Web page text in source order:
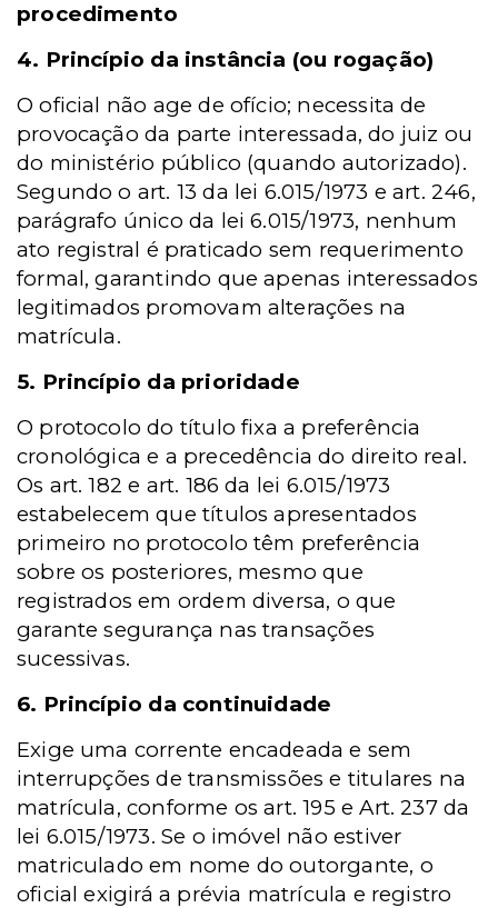
procedimento
4. Princípio da instância (ou rogação)
O oficial não age de ofício; necessita de
provocação da parte interessada, do juiz ou
do ministério público (quando autorizado).
Segundo o art. 13 da lei 6.015/1973 e art. 246,
parágrafo único da lei 6.015/1973, nenhum
ato registral é praticado sem requerimento
formal, garantindo que apenas interessados
legitimados promovam alterações na
matrícula.
5. Princípio da prioridade
O protocolo do título fixa a preferência
cronológica e a precedência do direito real.
Os art. 182 e art. 186 da lei 6.015/1973
estabelecem que títulos apresentados
primeiro no protocolo têm preferência
sobre os posteriores, mesmo que
registrados em ordem diversa, o que
garante segurança nas transações
sucessivas.
6. Princípio da continuidade
Exige uma corrente encadeada e sem
interrupções de transmissões e titulares na
matrícula, conforme os art. 195 e Art. 237 da
lei 6.015/1973. Se o imóvel não estiver
matriculado em nome do outorgante, o
oficial exigirá a prévia matrícula e registro